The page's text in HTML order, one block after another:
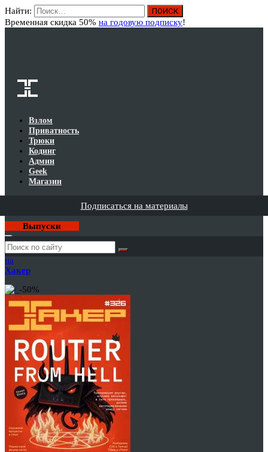
Найти:
Временная скидка 50% на годовую подписку!
Взлом
Приватность
Трюки
Кодинг
Админ
Geek
Магазин
Подписаться на материалы
Выпуски
Годовая
подписка
на
Хакер
-50%